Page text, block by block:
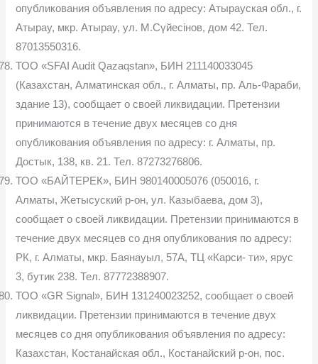
опубликования объявления по адресу: Атырауская обл., г.
Атырау, мкр. Атырау, ул. М.Сүйесінов, дом 42. Тел.
87013550316.
ТОО «SFAI Audit Qazaqstan», БИН 211140033045
(Казахстан, Алматинская обл., г. Алматы, пр. Аль-Фараби,
здание 13), сообщает о своей ликвидации. Претензии
принимаются в течение двух месяцев со дня
опубликования объявления по адресу: г. Алматы, пр.
Достык, 138, кв. 21. Тел. 87273276806.
ТОО «БАЙТЕРЕК», БИН 980140005076 (050016, г.
Алматы, Жетысуский р-он, ул. Казыбаева, дом 3),
сообщает о своей ликвидации. Претензии принимаются в
течение двух месяцев со дня опубликования по адресу:
РК, г. Алматы, мкр. Баянауыл, 57А, ТЦ «Карси- ти», ярус
3, бутик 238. Тел. 87772388907.
ТОО «GR Signal», БИН 131240023252, сообщает о своей
ликвидации. Претензии принимаются в течение двух
месяцев со дня опубликования объявления по адресу:
Казахстан, Костанайская обл., Костанайский р-он, пос.